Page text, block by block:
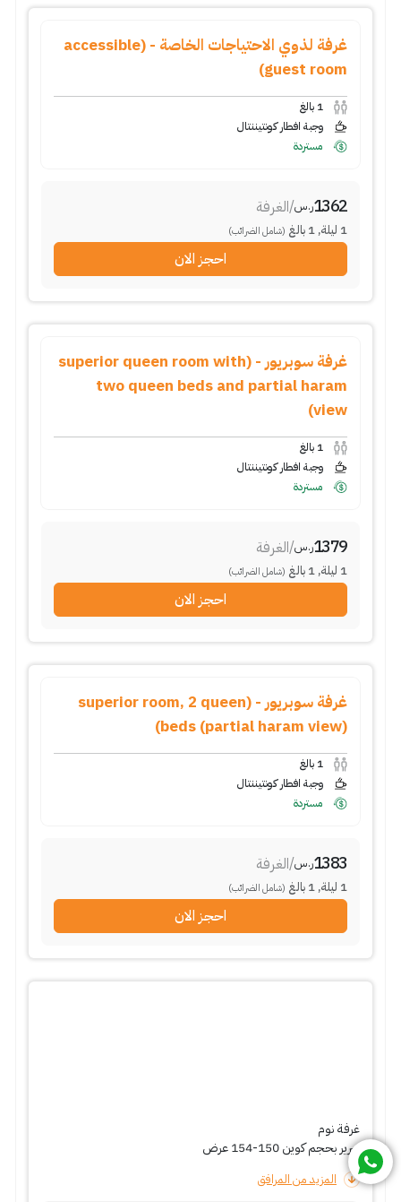
غرفة لذوي الاحتياجات الخاصة - (accessible
guest room)
1 بالغ
وجبة افطار كونتيننتال
مستردة
1362ر.س/الغرفة
1 ليلة,
1 بالغ (شامل الضرائب)
احجز الان
غرفة سوبريور - (superior queen room with
two queen beds and partial haram
view)
1 بالغ
وجبة افطار كونتيننتال
مستردة
1379ر.س/الغرفة
1 ليلة,
1 بالغ (شامل الضرائب)
احجز الان
غرفة سوبريور - (superior room, 2 queen
beds (partial haram view))
1 بالغ
وجبة افطار كونتيننتال
مستردة
1383ر.س/الغرفة
1 ليلة,
1 بالغ (شامل الضرائب)
احجز الان
غرفة نوم
سرير بحجم كوين 150-154 عرض
المزيد من المرافق